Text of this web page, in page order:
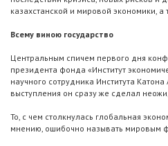
казахстанской и мировой экономики,
Всему виною государство
Центральным спичем первого дня
президента фонда «Институт
научного сотрудника Института
выступления он сразу же сделал
То, с чем столкнулась глобальная
мнению, ошибочно называть мировым